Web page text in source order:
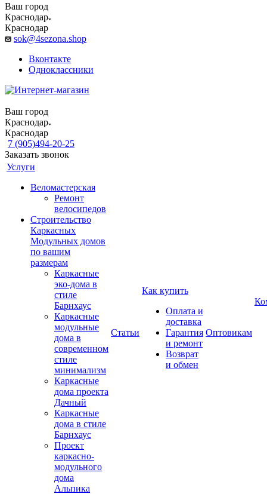
Ваш город
Краснодар
Краснодар
sok@4sezona.shop
Вконтакте
Одноклассники
Ваш город
Краснодар
Краснодар
7 (905)494-20-25
Заказать звонок
Услуги
Веломастерская
Ремонт
велосипедов
Строительство
Каркасных
Модульных домов
по вашим
размерам
Каркасные
эко-дома в
стиле
Барнхаус
Каркасные
модульные
дома в
современном
стиле
минимализм
Каркасные
дома проекта
Дачный
Каркасные
дома в стиле
Барнхаус
Проект
каркасно-
модульного
дома
Альпика
Статьи
Как купить
Оплата и
доставка
Гарантия
и ремонт
Возврат
и обмен
Оптовикам